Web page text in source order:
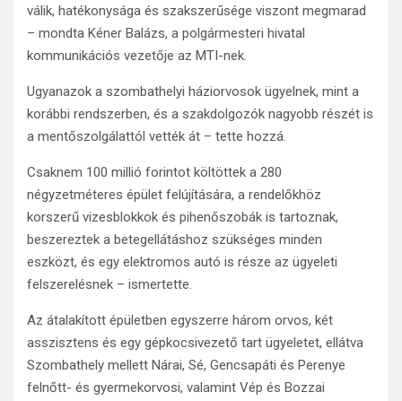
válik, hatékonysága és szakszerűsége viszont megmarad
– mondta Kéner Balázs, a polgármesteri hivatal
kommunikációs vezetője az MTI-nek.
Ugyanazok a szombathelyi háziorvosok ügyelnek, mint a
korábbi rendszerben, és a szakdolgozók nagyobb részét is
a mentőszolgálattól vették át – tette hozzá.
Csaknem 100 millió forintot költöttek a 280
négyzetméteres épület felújítására, a rendelőkhöz
korszerű vizesblokkok és pihenőszobák is tartoznak,
beszereztek a betegellátáshoz szükséges minden
eszközt, és egy elektromos autó is része az ügyeleti
felszerelésnek – ismertette.
Az átalakított épületben egyszerre három orvos, két
asszisztens és egy gépkocsivezető tart ügyeletet, ellátva
Szombathely mellett Nárai, Sé, Gencsapáti és Perenye
felnőtt- és gyermekorvosi, valamint Vép és Bozzai